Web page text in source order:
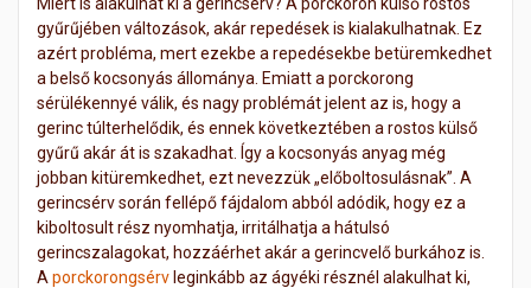
gyűrűjében változások, akár repedések is kialakulhatnak. Ez
azért probléma, mert ezekbe a repedésekbe betüremkedhet
a belső kocsonyás állománya. Emiatt a porckorong
sérülékennyé válik, és nagy problémát jelent az is, hogy a
gerinc túlterhelődik, és ennek következtében a rostos külső
gyűrű akár át is szakadhat. Így a kocsonyás anyag még
jobban kitüremkedhet, ezt nevezzük „előboltosulásnak”. A
gerincsérv során fellépő fájdalom abból adódik, hogy ez a
kiboltosult rész nyomhatja, irritálhatja a hátulsó
gerincszalagokat, hozzáérhet akár a gerincvelő burkához is.
A porckorongsérv leginkább az ágyéki résznél alakulhat ki,